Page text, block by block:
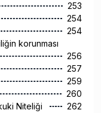
253
254
254
korunması
256
257
259
260
Niteliği
262